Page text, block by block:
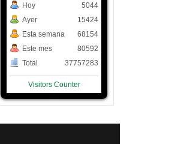
Hoy
Ayer
Esta semana
Este mes
Total
5044
15424
68154
80592
37757283
Visitors Counter